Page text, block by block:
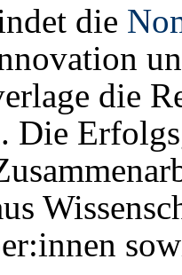
die
die
Die